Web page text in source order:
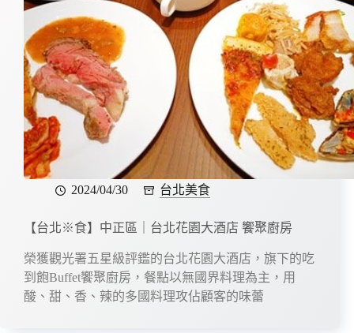
2024/04/30 台北美食
【台北※食】中正區｜台北花園大酒店 饗聚廚房
榮獲觀光署五星級評鑑的台北花園大酒店，旗下的吃
到飽Buffet饗聚廚房，餐點以無國界料理為主，用
酸、甜、香、辣的多國料理攻佔顧客的味蕾